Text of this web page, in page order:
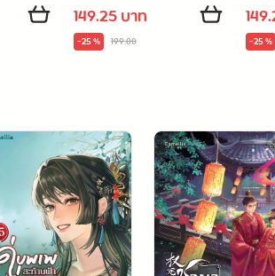
149.25 บาท
-25 % 199.00 -25 %